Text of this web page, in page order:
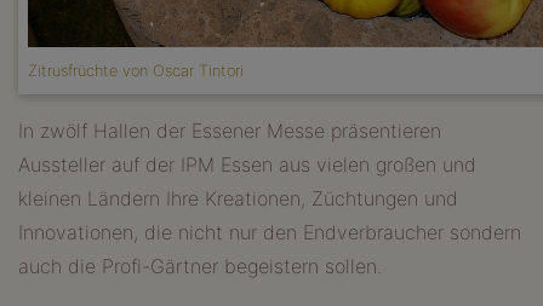
Zitrusfrüchte von Oscar Tintori
In zwölf Hallen der Essener Messe präsentieren
Aussteller auf der IPM Essen aus vielen großen und
kleinen Ländern Ihre Kreationen, Züchtungen und
Innovationen, die nicht nur den Endverbraucher sondern
auch die Profi-Gärtner begeistern sollen.